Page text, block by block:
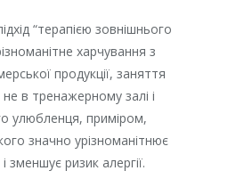
“терапією зовнішнього
харчування з
продукції, заняття
в тренажерному залі і
улюбленця, приміром,
значно урізноманітнює
зменшує ризик алергії.